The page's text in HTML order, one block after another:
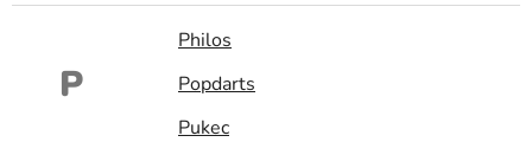
P
Philos
Popdarts
Pukec